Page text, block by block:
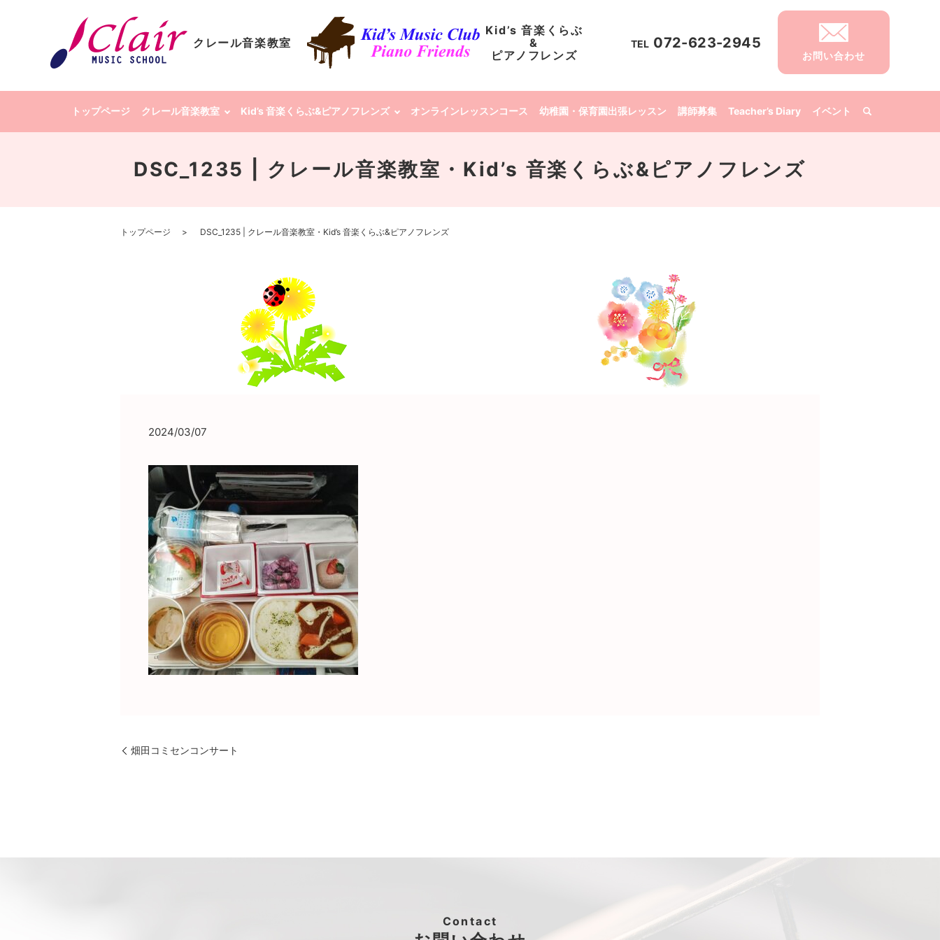
クレール音楽教室
Kid’s 音楽くらぶ
&
ピアノフレンズ
トップページ クレール音楽教室 Kid’s 音楽くらぶ&ピアノフレンズ オンラインレッスンコース 幼稚園・保育園出張レッスン 講師募集 Teacher’s Diary イベント
TEL 072-623-2945
お問い合わせ
DSC_1235 | クレール音楽教室・Kid’s 音楽くらぶ&ピアノフレンズ
トップページ DSC_1235 | クレール音楽教室・Kid’s 音楽くらぶ&ピアノフレンズ
2024/03/07
畑田コミセンコンサート
Contact